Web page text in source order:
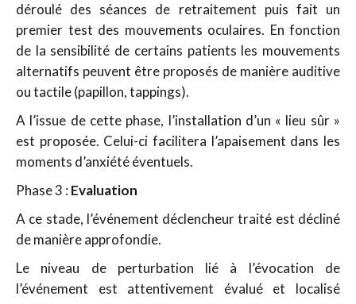
déroulé des séances de retraitement puis fait un
premier test des mouvements oculaires. En fonction
de la sensibilité de certains patients les mouvements
alternatifs peuvent être proposés de manière auditive
ou tactile (papillon, tappings).
A l’issue de cette phase, l’installation d’un « lieu sûr »
est proposée. Celui-ci facilitera l’apaisement dans les
moments d’anxiété éventuels.
Phase 3 : Evaluation
A ce stade, l’événement déclencheur traité est décliné
de manière approfondie.
Le niveau de perturbation lié à l’évocation de
l’événement est attentivement évalué et localisé